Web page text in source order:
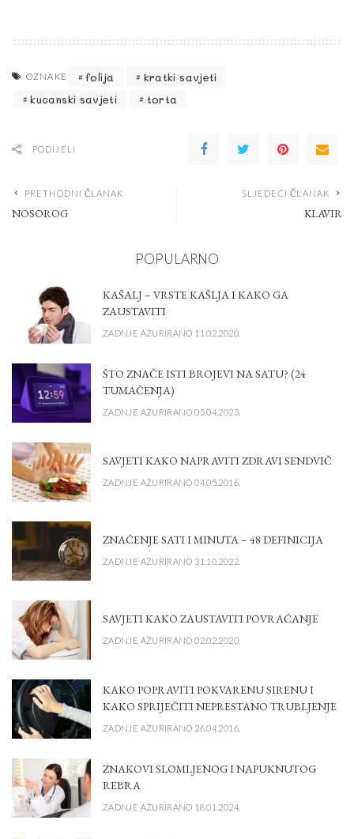
OZNAKE folija
kratki savjeti
kucanski savjeti
torta
PODIJELI
PRETHODNI ČLANAK
NOSOROG
SLJEDEĆI ČLANAK
KLAVIR
POPULARNO
KAŠALJ – VRSTE KAŠLJA I KAKO GA
ZAUSTAVITI
ZADNJE AŽURIRANO 11.02.2020.
ŠTO ZNAČE ISTI BROJEVI NA SATU? (24
TUMAČENJA)
ZADNJE AŽURIRANO 05.04.2023.
SAVJETI KAKO NAPRAVITI ZDRAVI SENDVIČ
ZADNJE AŽURIRANO 04.05.2016.
ZNAČENJE SATI I MINUTA – 48 DEFINICIJA
ZADNJE AŽURIRANO 31.10.2022.
SAVJETI KAKO ZAUSTAVITI POVRAĆANJE
ZADNJE AŽURIRANO 02.02.2020.
KAKO POPRAVITI POKVARENU SIRENU I
KAKO SPRIJEČITI NEPRESTANO TRUBLJENJE
ZADNJE AŽURIRANO 26.04.2016.
ZNAKOVI SLOMLJENOG I NAPUKNUTOG
REBRA
ZADNJE AŽURIRANO 18.01.2024.